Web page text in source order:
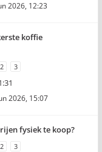
2026, 12:23
koffie
2 3
2026, 15:07
fysiek te koop?
2 3